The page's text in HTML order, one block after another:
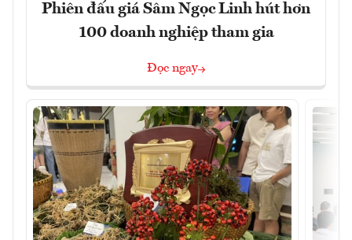
Phiên đấu giá Sâm Ngọc Linh hút hơn
100 doanh nghiệp tham gia
Đọc ngay